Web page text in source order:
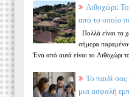
Λιθοχώρι:
από το οποίο
Πολλά είναι τα
σήμερα
Ένα από αυτά είναι το Λιθοχώρι
Το παιδί
μια ασφαλή